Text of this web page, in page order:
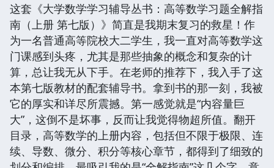
这套《大学数学学习辅导丛书：高等数学习题全解指
南（上册 第七版）》简直是我期末复习的救星！作
为一名普通高等院校大二学生，我一直对高等数学这
门课感到头疼，尤其是那些抽象的概念和复杂的计
算，总让我无从下手。在老师的推荐下，我入手了这
本第七版教材的配套辅导书。拿到书的那一刻，我被
它的厚实和详尽所震撼。第一感觉就是“内容量巨
大”，这倒不是坏事，反而让我觉得物超所值。翻开
目录，高等数学的上册内容，包括但不限于极限、连
续、导数、微分、积分等核心章节，都得到了细致的